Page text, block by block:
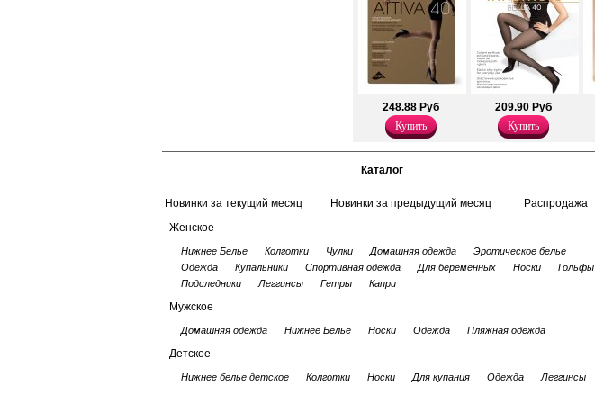
248.88 Руб
Купить
209.90 Руб
Купить
Каталог
Новинки за текущий месяц Новинки за предыдущий месяц
Распродажа
Женское
Нижнее Белье Колготки Чулки Домашняя одежда
Эротическое белье
Одежда
Купальники Спортивная одежда Для беременных Носки
Гольфы
Подследники
Леггинсы Гетры Капри
Мужское
Домашняя одежда Нижнее Белье Носки Одежда Пляжная одежда
Детское
Нижнее белье детское Колготки Носки Для купания Одежда Леггинсы